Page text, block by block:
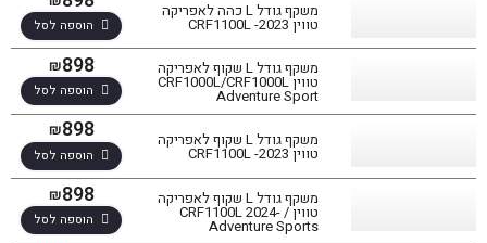
משקף גודל L כהה לאפריקה
טווין CRF1100L -2023 הוספה לסל
משקף גודל L שקוף לאפריקה
טווין CRF1000L/CRF1000L
Adventure Sport
₪898
הוספה לסל
משקף גודל L שקוף לאפריקה
טווין CRF1100L -2023
₪898
הוספה לסל
משקף גודל L שקוף לאפריקה
טווין CRF1100L 2024- /
Adventure Sports
₪898
הוספה לסל